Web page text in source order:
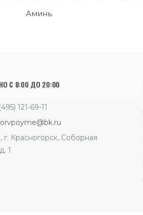
Аминь.
С 8:00 ДО 20:00
121-69-11
Красногорск, Соборная
1